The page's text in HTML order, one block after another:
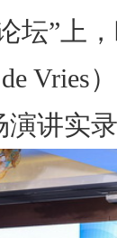
坛”上
de
讲实录